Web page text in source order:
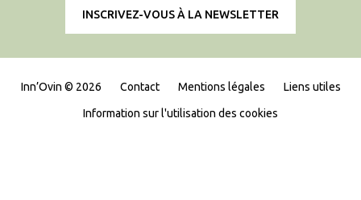
INSCRIVEZ-VOUS À LA NEWSLETTER
Inn’Ovin © 2026 Contact Mentions légales Liens utiles
Information sur l'utilisation des cookies